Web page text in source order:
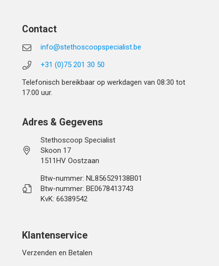
Contact
info@stethoscoopspecialist.be
+31 (0)75 201 30 50
Telefonisch bereikbaar op werkdagen van 08:30 tot
17:00 uur.
Adres & Gegevens
Stethoscoop Specialist
Skoon 17
1511HV Oostzaan
Btw-nummer: NL856529138B01
Btw-nummer: BE0678413743
KvK: 66389542
Klantenservice
Verzenden en Betalen